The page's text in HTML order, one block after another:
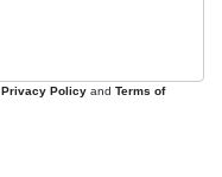
Privacy Policy and Terms of